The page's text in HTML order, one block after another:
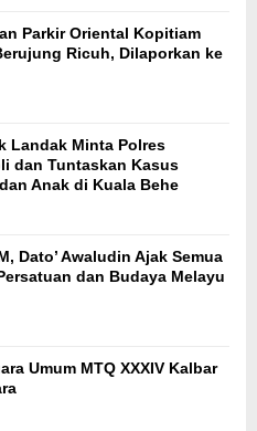
Parkir Oriental Kopitiam
Ricuh, Dilaporkan ke
Landak Minta Polres
dan Tuntaskan Kasus
Anak di Kuala Behe
Dato’ Awaludin Ajak Semua
dan Budaya Melayu
Umum MTQ XXXIV Kalbar